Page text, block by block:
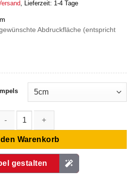
Lieferzeit: 1-4 Tage
Abdruckfläche (entspricht
the Date mit Namen und Datum Menge
den Warenkorb
gestalten